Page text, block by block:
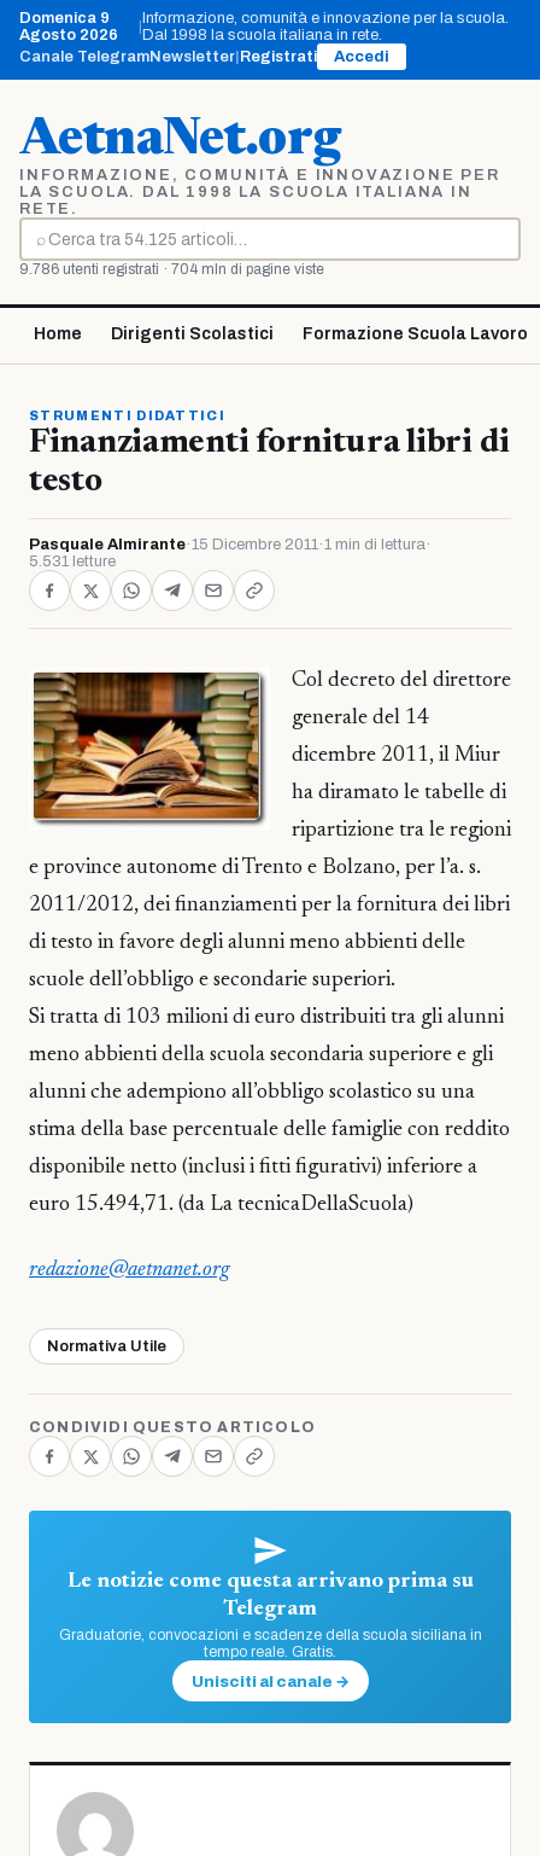
Vai
contenuto
Domenica 9
Agosto 2026
|Informazione, comunità e innovazione per la scuola.
Dal 1998 la scuola italiana in rete.
Canale TelegramNewsletter Registrati Accedi
AetnaNet.org
INFORMAZIONE, COMUNITÀ E INNOVAZIONE PER
LA SCUOLA. DAL 1998 LA SCUOLA ITALIANA IN
RETE.
⌕
Cerca
9.786 utenti registrati · 704 mln di pagine viste
Home Dirigenti Scolastici Formazione Scuola Lavoro
STRUMENTI DIDATTICI
Finanziamenti fornitura libri di
testo
Pasquale Almirante·15 Dicembre 2011·1 min di lettura·
5.531 letture
Col decreto del direttore
generale del 14
dicembre 2011, il Miur
ha diramato le tabelle di
ripartizione tra le regioni
e province autonome di Trento e Bolzano, per l’a. s.
2011/2012, dei finanziamenti per la fornitura dei libri
di testo in favore degli alunni meno abbienti delle
scuole dell’obbligo e secondarie superiori.
Si tratta di 103 milioni di euro distribuiti tra gli alunni
meno abbienti della scuola secondaria superiore e gli
alunni che adempiono all’obbligo scolastico su una
stima della base percentuale delle famiglie con reddito
disponibile netto (inclusi i fitti figurativi) inferiore a
euro 15.494,71. (da La tecnicaDellaScuola)
redazione@aetnanet.org
Normativa Utile
CONDIVIDI QUESTO ARTICOLO
Le notizie come questa arrivano prima su
Telegram
Graduatorie, convocazioni e scadenze della scuola siciliana in
tempo reale. Gratis.
Unisciti al canale →